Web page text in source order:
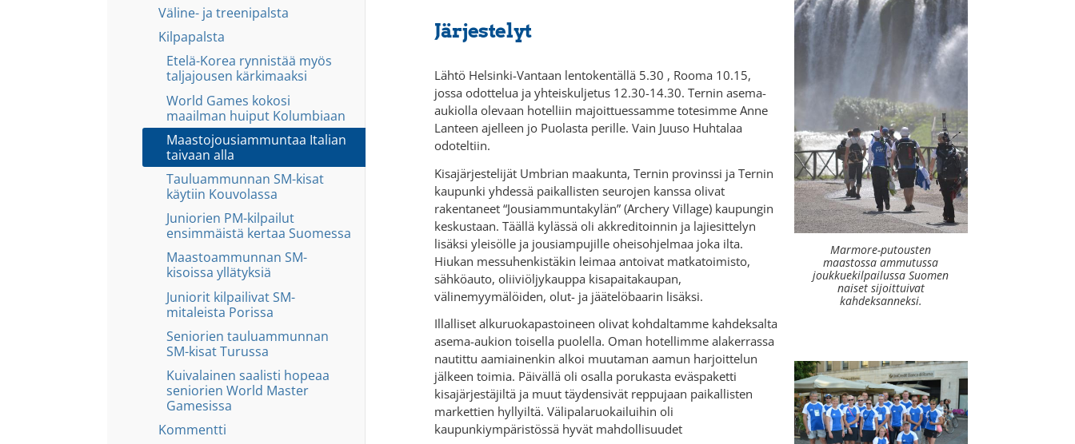
Väline- ja treenipalsta
Kilpapalsta
Etelä-Korea rynnistää myös
taljajousen kärkimaaksi
World Games kokosi
maailman huiput Kolumbiaan
Maastojousiammuntaa Italian
taivaan alla
Tauluammunnan SM-kisat
käytiin Kouvolassa
Juniorien PM-kilpailut
ensimmäistä kertaa Suomessa
Maastoammunnan SM-
kisoissa yllätyksiä
Juniorit kilpailivat SM-
mitaleista Porissa
Seniorien tauluammunnan
SM-kisat Turussa
Kuivalainen saalisti hopeaa
seniorien World Master
Gamesissa
Kommentti
Järjestelyt
Lähtö Helsinki-Vantaan lentokentällä 5.30 , Rooma 10.15,
jossa odottelua ja yhteiskuljetus 12.30-14.30. Ternin asema-
aukiolla olevaan hotelliin majoittuessamme totesimme Anne
Lanteen ajelleen jo Puolasta perille. Vain Juuso Huhtalaa
odoteltiin.
Kisajärjestelijät Umbrian maakunta, Ternin provinssi ja Ternin
kaupunki yhdessä paikallisten seurojen kanssa olivat
rakentaneet “Jousiammuntakylän” (Archery Village) kaupungin
keskustaan. Täällä kylässä oli akkreditoinnin ja lajiesittelyn
lisäksi yleisölle ja jousiampujille oheisohjelmaa joka ilta.
Hiukan messuhenkistäkin leimaa antoivat matkatoimisto,
sähköauto, oliiviöljykauppa kisapaitakaupan,
välinemyymälöiden, olut- ja jäätelöbaarin lisäksi.
Illalliset alkuruokapastoineen olivat kohdaltamme kahdeksalta
asema-aukion toisella puolella. Oman hotellimme alakerrassa
nautittu aamiainenkin alkoi muutaman aamun harjoittelun
jälkeen toimia. Päivällä oli osalla porukasta eväspaketti
kisajärjestäjiltä ja muut täydensivät reppujaan paikallisten
markettien hyllyiltä. Välipalaruokailuihin oli
kaupunkiympäristössä hyvät mahdollisuudet
Marmore-putousten
maastossa ammutussa
joukkuekilpailussa Suomen
naiset sijoittuivat
kahdeksanneksi.